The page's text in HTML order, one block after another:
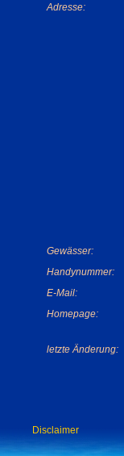
Adresse:
Gewässer:
Handynummer:
E-Mail:
Homepage:
letzte Änderung:
Disclaimer